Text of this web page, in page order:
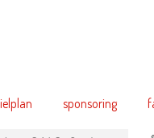
sponsoring